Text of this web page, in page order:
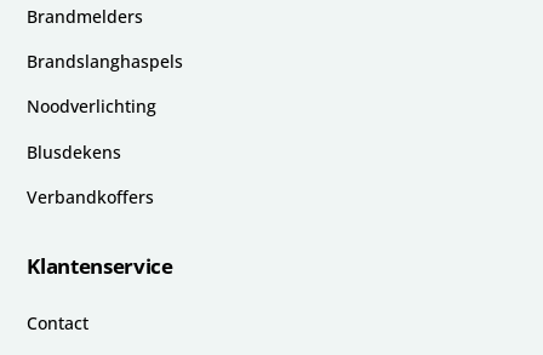
Brandmelders
Brandslanghaspels
Noodverlichting
Blusdekens
Verbandkoffers
Klantenservice
Contact